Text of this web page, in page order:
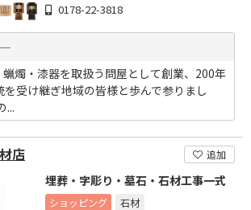
0178-22-3818
―
燭・漆器を取扱う問屋として創業、200年
受け継ぎ地域の皆様と歩んで参りまし
...
店 追加
埋葬・字彫り・墓石・石材工事一式
ショッピング 石材